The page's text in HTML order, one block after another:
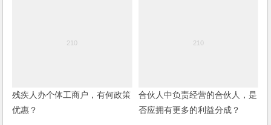
残疾人办个体工商户，有何政策
优惠？
合伙人中负责经营的合伙人，是
否应拥有更多的利益分成？